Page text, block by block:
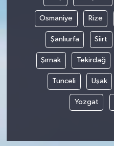
Osmaniye Rize
Şanlıurfa Siirt
Şırnak Tekirdağ
Tunceli Uşak
Yozgat